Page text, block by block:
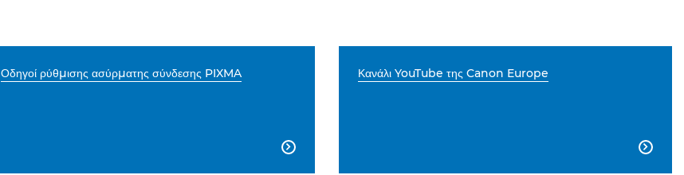
Οδηγοί ρύθμισης ασύρματης σύνδεσης PIXMA

Κανάλι YouTube της Canon Europe
